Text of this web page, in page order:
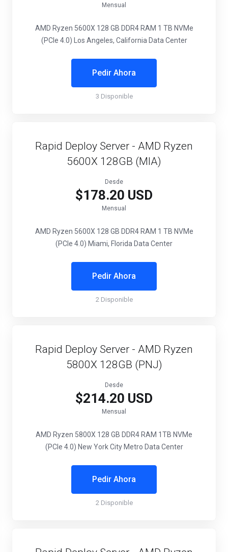
Mensual
AMD Ryzen 5600X 128 GB DDR4 RAM 1 TB NVMe
(PCIe 4.0) Los Angeles, California Data Center
Pedir Ahora
3 Disponible
Rapid Deploy Server - AMD Ryzen
5600X 128GB (MIA)
Desde
$178.20 USD
Mensual
AMD Ryzen 5600X 128 GB DDR4 RAM 1 TB NVMe
(PCIe 4.0) Miami, Florida Data Center
Pedir Ahora
2 Disponible
Rapid Deploy Server - AMD Ryzen
5800X 128GB (PNJ)
Desde
$214.20 USD
Mensual
AMD Ryzen 5800X 128 GB DDR4 RAM 1TB NVMe
(PCIe 4.0) New York City Metro Data Center
Pedir Ahora
2 Disponible